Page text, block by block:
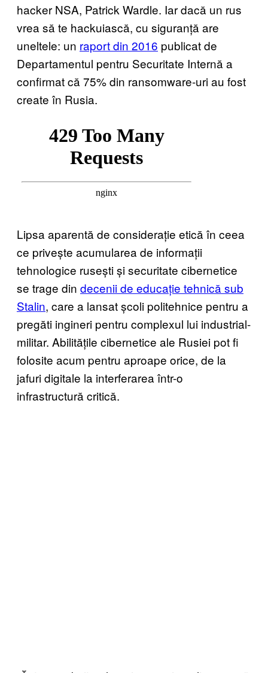
hacker NSA, Patrick Wardle. Iar dacă un rus
vrea să te hackuiască, cu siguranță are
uneltele: un raport din 2016 publicat de
Departamentul pentru Securitate Internă a
confirmat că 75% din ransomware-uri au fost
create în Rusia.
Lipsa aparentă de considerație etică în ceea
ce privește acumularea de informații
tehnologice rusești și securitate cibernetice
se trage din decenii de educație tehnică sub
Stalin, care a lansat școli politehnice pentru a
pregăti ingineri pentru complexul lui industrial-
militar. Abilitățile cibernetice ale Rusiei pot fi
folosite acum pentru aproape orice, de la
jafuri digitale la interferarea într-o
infrastructură critică.